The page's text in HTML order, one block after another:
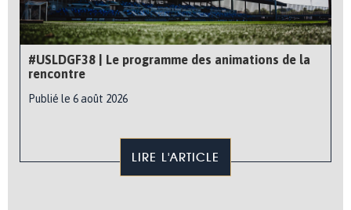
#USLDGF38 | Le programme des animations de la
rencontre
Publié le 6 août 2026
LIRE L'ARTICLE